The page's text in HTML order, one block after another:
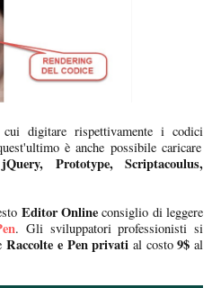
digitare rispettivamente i codici
è anche possibile caricare
Prototype, Scriptacoulus,
Editor Online consiglio di leggere
. Gli sviluppatori professionisti si
Raccolte e Pen privati al costo9$ al